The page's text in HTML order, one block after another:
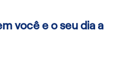
você e o seu dia a